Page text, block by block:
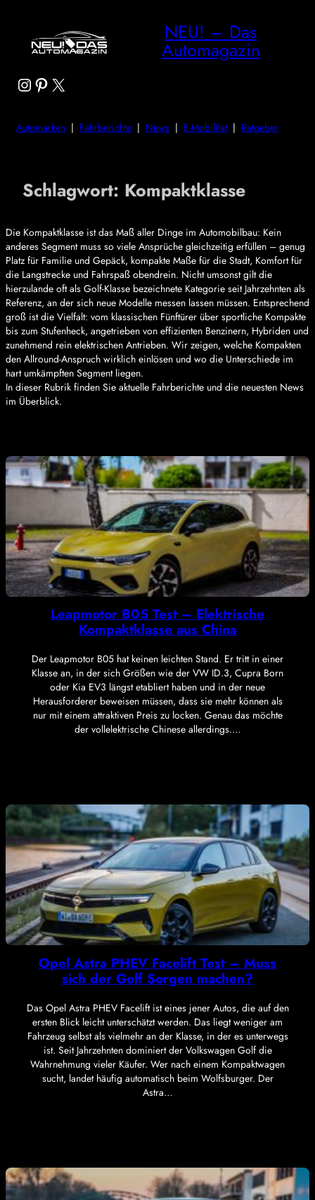
NEU! – Das
Automagazin
Instagram
Pinterest
X
Automarken | Fahrberichte | News | E-Mobilität| Ratgeber
Schlagwort: Kompaktklasse
Die Kompaktklasse ist das Maß aller Dinge im Automobilbau: Kein
anderes Segment muss so viele Ansprüche gleichzeitig erfüllen – genug
Platz für Familie und Gepäck, kompakte Maße für die Stadt, Komfort für
die Langstrecke und Fahrspaß obendrein. Nicht umsonst gilt die
hierzulande oft als Golf-Klasse bezeichnete Kategorie seit Jahrzehnten als
Referenz, an der sich neue Modelle messen lassen müssen. Entsprechend
groß ist die Vielfalt: vom klassischen Fünftürer über sportliche Kompakte
bis zum Stufenheck, angetrieben von effizienten Benzinern, Hybriden und
zunehmend rein elektrischen Antrieben. Wir zeigen, welche Kompakten
den Allround-Anspruch wirklich einlösen und wo die Unterschiede im
hart umkämpften Segment liegen.
In dieser Rubrik finden Sie aktuelle Fahrberichte und die neuesten News
im Überblick.
Leapmotor B05 Test – Elektrische
Kompaktklasse aus China
Der Leapmotor B05 hat keinen leichten Stand. Er tritt in einer
Klasse an, in der sich Größen wie der VW ID.3, Cupra Born
oder Kia EV3 längst etabliert haben und in der neue
Herausforderer beweisen müssen, dass sie mehr können als
nur mit einem attraktiven Preis zu locken. Genau das möchte
der vollelektrische Chinese allerdings.…
Opel Astra PHEV Facelift Test – Muss
sich der Golf Sorgen machen?
Das Opel Astra PHEV Facelift ist eines jener Autos, die auf den
ersten Blick leicht unterschätzt werden. Das liegt weniger am
Fahrzeug selbst als vielmehr an der Klasse, in der es unterwegs
ist. Seit Jahrzehnten dominiert der Volkswagen Golf die
Wahrnehmung vieler Käufer. Wer nach einem Kompaktwagen
sucht, landet häufig automatisch beim Wolfsburger. Der
Astra…